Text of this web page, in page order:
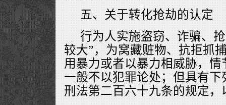
五、关于转化抢劫的认定
行为人实施盗窃、诈骗、
较大”，为窝藏赃物、抗拒抓
用暴力或者以暴力相威胁，
一般不以犯罪论处；但具有
刑法第二百六十九条的规定